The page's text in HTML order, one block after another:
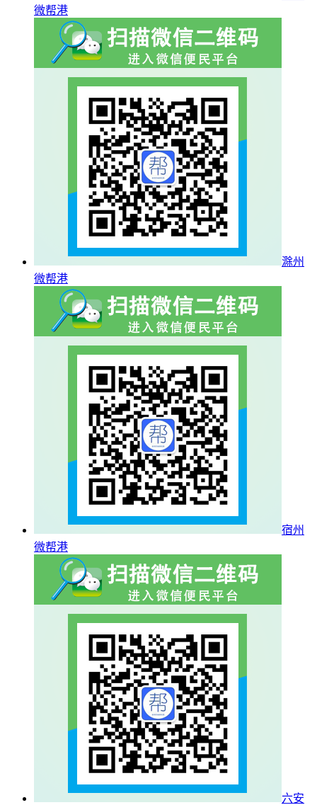
微帮港
滁州
微帮港
宿州
微帮港
六安